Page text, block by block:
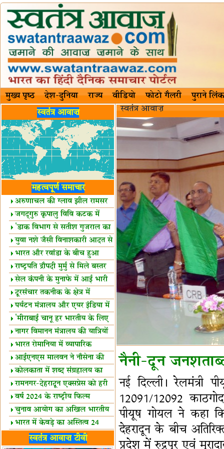
मुख्य पृष्ठ देश-दुनिया राज्य वीडियो फोटो गैलरी पुराने लिंक
स्वतंत्र आवाज़
महत्वपूर्ण समाचार
अरुणाचल की ग्लाव झील रामसर
स्थल घोषित
जगद्गुरु कृपालु विवि कटक में
शैक्षिक सत्र शुरू
'डाक विभाग से सतीश गुजराल का
रिश्ता गहरा'
युवा नशे जैसी विनाशकारी आदत से
दूर रहें-मोदी
भारत और रवांडा के बीच हुआ
व्यापार विस्तार
राष्ट्रपति द्रौपदी मुर्मु से मिले बस्तर
के प्रतिनिधि
सेल कंपनी के मुनाफे में आई भारी
उछाल!
दूरसंचार तकनीक के क्षेत्र में
उत्कृष्टता पुरस्कार
पर्यटन मंत्रालय और एयर इंडिया में
समझौता
'मीराबाई चानू हर भारतीय के लिए
प्रेरणा'
नागर विमानन मंत्रालय की यात्रियों
को सलाह
भारत रोमानिया में व्यापारिक
साझेदारियां
आईएनएस मालवन ने नौसेना की
ताकत बढ़ाई
कोलकाता में शब्द संग्रहालय का
उद्घाटन
रामनगर-देहरादून एक्सप्रेस को हरी
झंडीवर्ष 2024 के राष्ट्रीय फिल्म
पुरस्कारों की घोषणा
चुनाव आयोग का अखिल भारतीय
मीडिया सम्मेलन
भारत में केवड़े का अस्तित्‍व 24
लाख वर्ष!
लखनऊ में 'एक राष्ट्र एक चुनाव'
स्वतंत्र आवाज़ टीवी
स्वतंत्र आवाज़
नैनी-दून
नई दिल्ली।
12091/12092
पीयूष गोयल ने कहा
देहरादून के बीच
प्रदेश में रुद्रपुर एवं